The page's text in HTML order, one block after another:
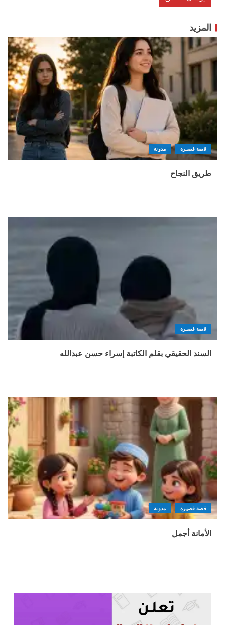
المزيد
قصة قصيرة مدونة
طريق النجاح
قصة قصيرة
السند الحقيقي بقلم الكاتبة إسراء حسن عبدالله
قصة قصيرة مدونة
الأمانة أجمل